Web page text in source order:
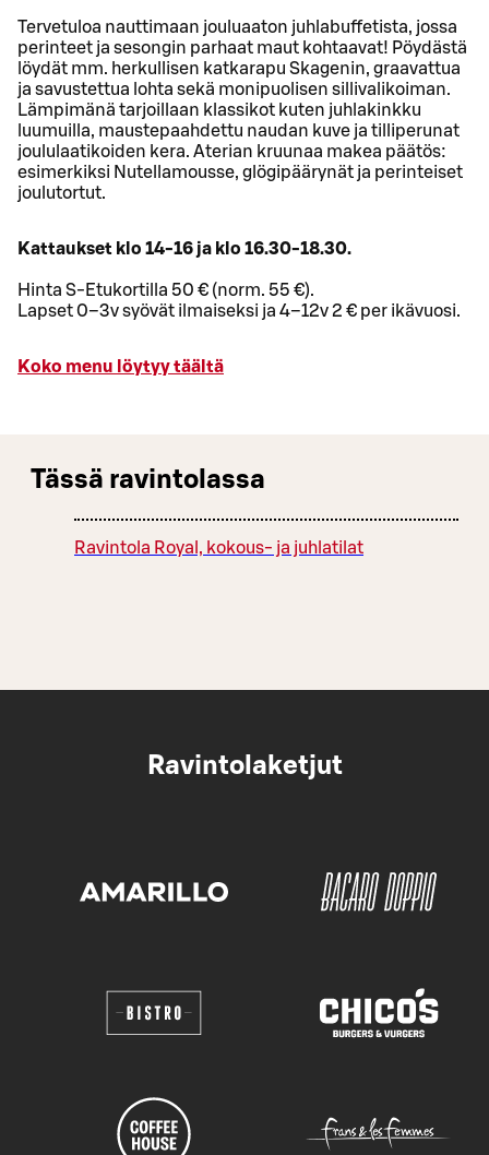
Tervetuloa nauttimaan jouluaaton juhlabuffetista, jossa
perinteet ja sesongin parhaat maut kohtaavat! Pöydästä
löydät mm. herkullisen katkarapu Skagenin, graavattua
ja savustettua lohta sekä monipuolisen sillivalikoiman.
Lämpimänä tarjoillaan klassikot kuten juhlakinkku
luumuilla, maustepaahdettu naudan kuve ja tilliperunat
joululaatikoiden kera. Aterian kruunaa makea päätös:
esimerkiksi Nutellamousse, glögipäärynät ja perinteiset
joulutortut.
Kattaukset klo 14-16 ja klo 16.30-18.30.
Hinta S-Etukortilla 50 € (norm. 55 €).
Lapset 0–3v syövät ilmaiseksi ja 4–12v 2 € per ikävuosi.
Koko menu löytyy täältä
Tässä ravintolassa
Ravintola Royal, kokous- ja juhlatilat
Ravintolaketjut